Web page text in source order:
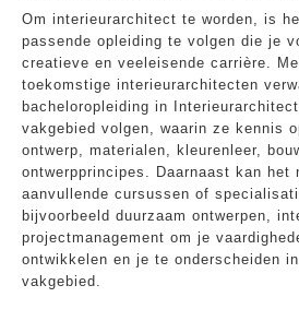
Om interieurarchitect te worden, is
passende opleiding te volgen die je
creatieve en veeleisende carrière.
toekomstige interieurarchitecten
bacheloropleiding in
vakgebied volgen, waarin ze kennis
ontwerp, materialen, kleurenleer,
ontwerpprincipes. Daarnaast kan het
aanvullende cursussen of
bijvoorbeeld duurzaam ontwerpen,
projectmanagement om je
ontwikkelen en je te onderscheiden
vakgebied.